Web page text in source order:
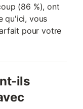
(86 %), ont
qu'ici, vous
pour votre
ils